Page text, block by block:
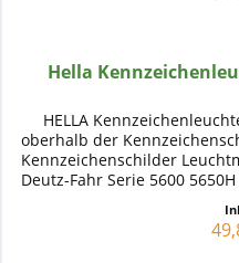
Hella
HELLA
oberhalb der
Kennzeichenschilder
Deutz-Fahr Serie 5600